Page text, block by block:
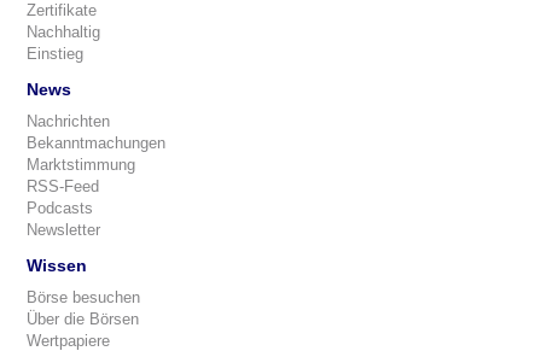
Zertifikate
Nachhaltig
Einstieg
News
Nachrichten
Bekanntmachungen
Marktstimmung
RSS-Feed
Podcasts
Newsletter
Wissen
Börse besuchen
Über die Börsen
Wertpapiere